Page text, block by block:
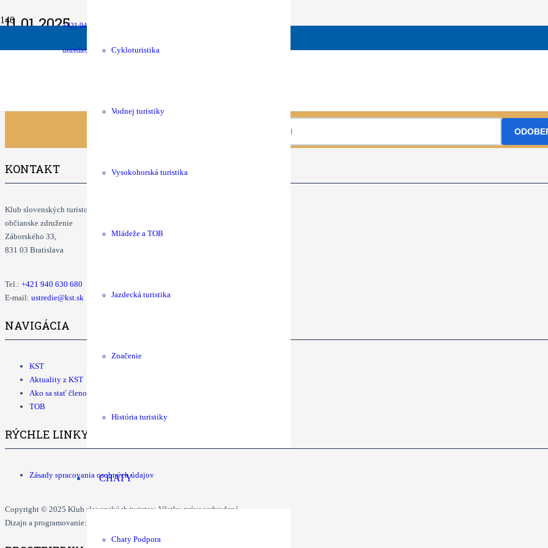
+421 940 630 680
ustredie@kst.sk Cykloturistika
Vodnej turistiky
Vysokohorská turistika
Mládeže a TOB
Jazdecká turistika
Značenie
História turistiky
CHATY
Chaty Podpora
11.01.2025
Zimný výstup na Krompašské vrchy Info: Štefan Čupaj +421907254665 stefancupaj1955@gmail.com wbl.kstkrompachy.sk
KONTAKT
Klub slovenských turistov
občianske združenie
Záborského 33,
831 03 Bratislava
Tel.: +421 940 630 680
E-mail: ustredie@kst.sk
NAVIGÁCIA
KST
Aktuality z KST
Ako sa stať členom KST
TOB
RÝCHLE LINKY
Zásady spracovania osobných údajov
Copyright © 2025 Klub slovenských turistov. Všetky práva vyhradené.
Dizajn a programovanie: Dušan Ďurčo, Tomáš Grman.